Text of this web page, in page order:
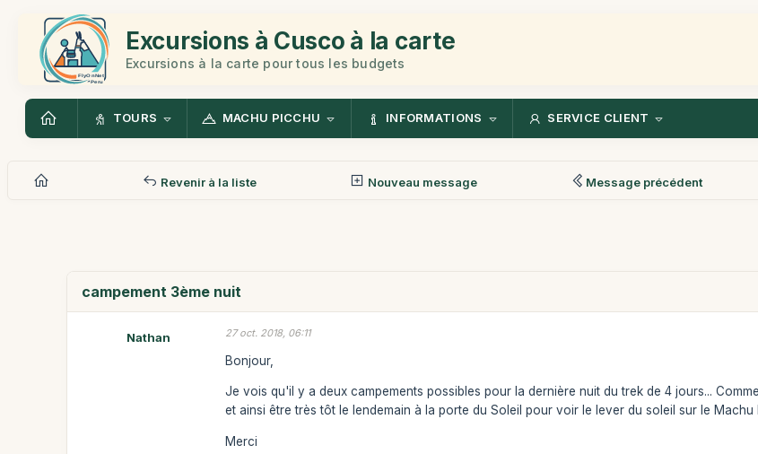
Excursions à Cusco à la carte
Excursions à la carte pour tous les budgets
TOURS MACHU PICCHU INFORMATIONS SERVICE CLIENT
Revenir à la liste Nouveau message Message précédent
campement 3ème nuit
Nathan 27 oct. 2018, 06:11
Bonjour,
Je vois qu'il y a deux campements possibles pour la dernière nuit du trek de 4 jours...
et ainsi être très tôt le lendemain à la porte du Soleil pour voir le lever du soleil sur le Machu
Merci